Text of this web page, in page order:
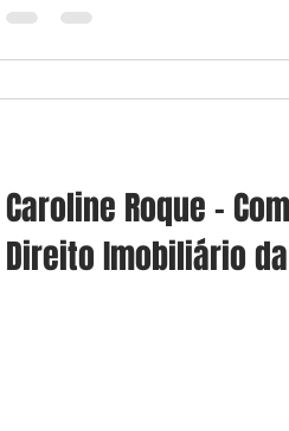
Caroline Roque -
Direito Imobiliário